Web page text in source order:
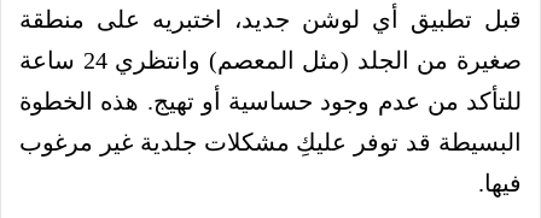
قبل تطبيق أي لوشن جديد، اختبريه على منطقة
صغيرة من الجلد (مثل المعصم) وانتظري 24 ساعة
للتأكد من عدم وجود حساسية أو تهيج. هذه الخطوة
البسيطة قد توفر عليكِ مشكلات جلدية غير مرغوب
فيها.